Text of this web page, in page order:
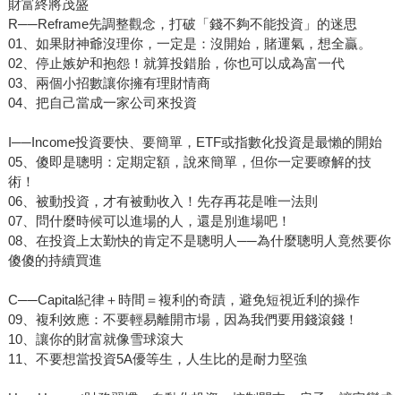
財富終將茂盛
R──Reframe先調整觀念，打破「錢不夠不能投資」的迷思
01、如果財神爺沒理你，一定是：沒開始，賭運氣，想全贏。
02、停止嫉妒和抱怨！就算投錯胎，你也可以成為富一代
03、兩個小招數讓你擁有理財情商
04、把自己當成一家公司來投資
I──Income投資要快、要簡單，ETF或指數化投資是最懶的開始
05、傻即是聰明：定期定額，說來簡單，但你一定要瞭解的技
術！
06、被動投資，才有被動收入！先存再花是唯一法則
07、問什麼時候可以進場的人，還是別進場吧！
08、在投資上太勤快的肯定不是聰明人──為什麼聰明人竟然要你
傻傻的持續買進
C──Capital紀律＋時間＝複利的奇蹟，避免短視近利的操作
09、複利效應：不要輕易離開市場，因為我們要用錢滾錢！
10、讓你的財富就像雪球滾大
11、不要想當投資5A優等生，人生比的是耐力堅強